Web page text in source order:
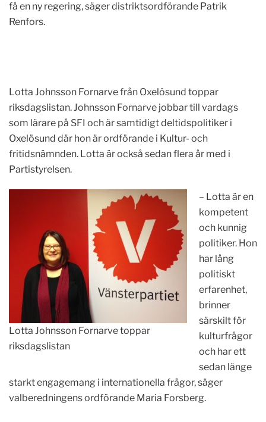
få en ny regering, säger distriktsordförande Patrik
Renfors.
Lotta Johnsson Fornarve från Oxelösund toppar
riksdagslistan. Johnsson Fornarve jobbar till vardags
som lärare på SFI och är samtidigt deltidspolitiker i
Oxelösund där hon är ordförande i Kultur- och
fritidsnämnden. Lotta är också sedan flera år med i
Partistyrelsen.
Lotta Johnsson Fornarve toppar
riksdagslistan
– Lotta är en
kompetent
och kunnig
politiker. Hon
har lång
politiskt
erfarenhet,
brinner
särskilt för
kulturfrågor
och har ett
sedan länge
starkt engagemang i internationella frågor, säger
valberedningens ordförande Maria Forsberg.